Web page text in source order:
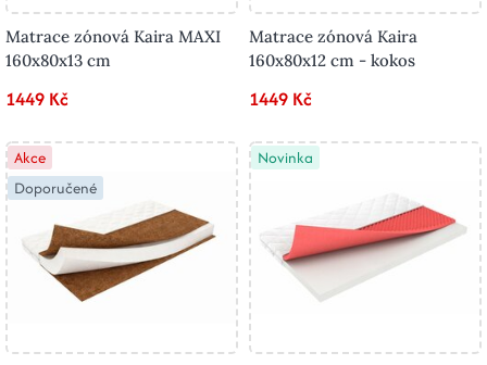
Matrace zónová Kaira MAXI
160x80x13 cm
1449 Kč
Matrace zónová Kaira
160x80x12 cm - kokos
1449 Kč
Akce
Doporučené
Novinka